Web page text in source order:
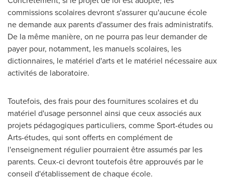
commissions scolaires devront s'assurer qu'aucune école
ne demande aux parents d'assumer des frais administratifs.
De la même manière, on ne pourra pas leur demander de
payer pour, notamment, les manuels scolaires, les
dictionnaires, le matériel d'arts et le matériel nécessaire aux
activités de laboratoire.
Toutefois, des frais pour des fournitures scolaires et du
matériel d'usage personnel ainsi que ceux associés aux
projets pédagogiques particuliers, comme Sport-études ou
Arts-études, qui sont offerts en complément de
l'enseignement régulier pourraient être assumés par les
parents. Ceux-ci devront toutefois être approuvés par le
conseil d'établissement de chaque école.